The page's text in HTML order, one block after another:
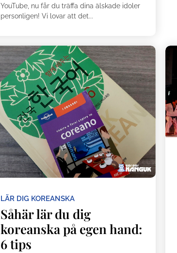
YouTube, nu får du träffa dina älskade idoler
personligen! Vi lovar att det...
LÄR DIG KOREANSKA
Såhär lär du dig
koreanska på egen hand:
6 tips